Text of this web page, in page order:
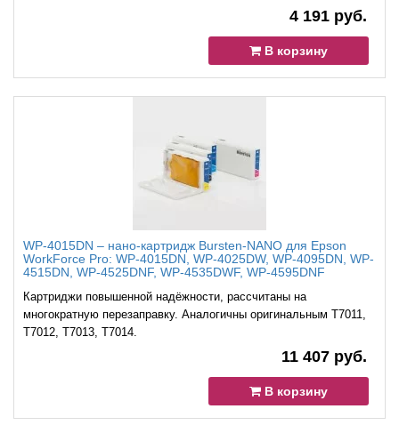
4 191 руб.
В корзину
WP-4015DN – нано-картридж Bursten-NANO для Epson
WorkForce Pro: WP-4015DN, WP-4025DW, WP-4095DN, WP-
4515DN, WP-4525DNF, WP-4535DWF, WP-4595DNF
Картриджи повышенной надёжности, рассчитаны на
многократную перезаправку. Аналогичны оригинальным T7011,
T7012, T7013, T7014.
11 407 руб.
В корзину